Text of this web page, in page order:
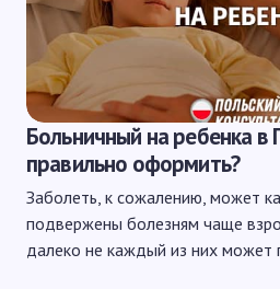
Больничный на ребенка в
правильно оформить?
Заболеть, к сожалению, может
подвержены болезням чаще
далеко не каждый из них может